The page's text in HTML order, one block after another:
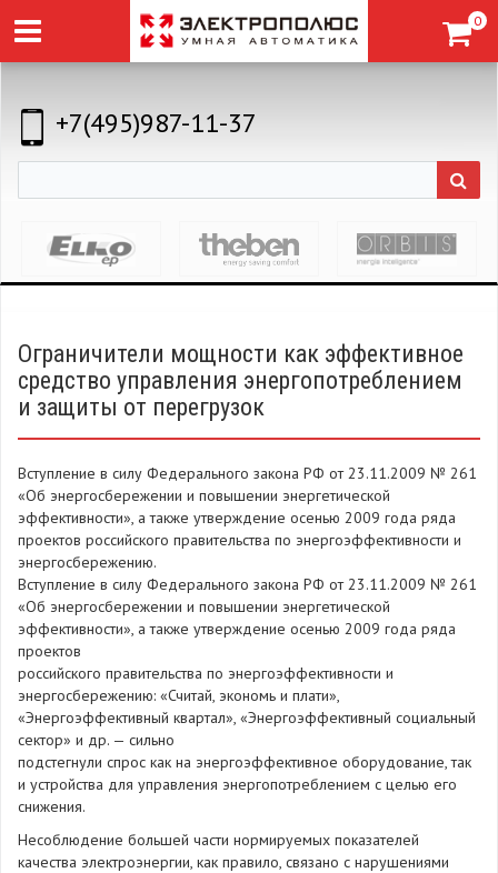
0
+7(495)987-11-37
Ограничители мощности как эффективное
средство управления энергопотреблением
и защиты от перегрузок
Вступление в силу Федерального закона РФ от 23.11.2009 № 261
«Об энергосбережении и повышении энергетической
эффективности», а также утверждение осенью 2009 года ряда
проектов российского правительства по энергоэффективности и
энергосбережению.
Вступление в силу Федерального закона РФ от 23.11.2009 № 261
«Об энергосбережении и повышении энергетической
эффективности», а также утверждение осенью 2009 года ряда
проектов
российского правительства по энергоэффективности и
энергосбережению: «Считай, экономь и плати»,
«Энергоэффективный квартал», «Энергоэффективный социальный
сектор» и др. — сильно
подстегнули спрос как на энергоэффективное оборудование, так
и устройства для управления энергопотреблением с целью его
снижения.
Несоблюдение большей части нормируемых показателей
качества электроэнергии, как правило, связано с нарушениями